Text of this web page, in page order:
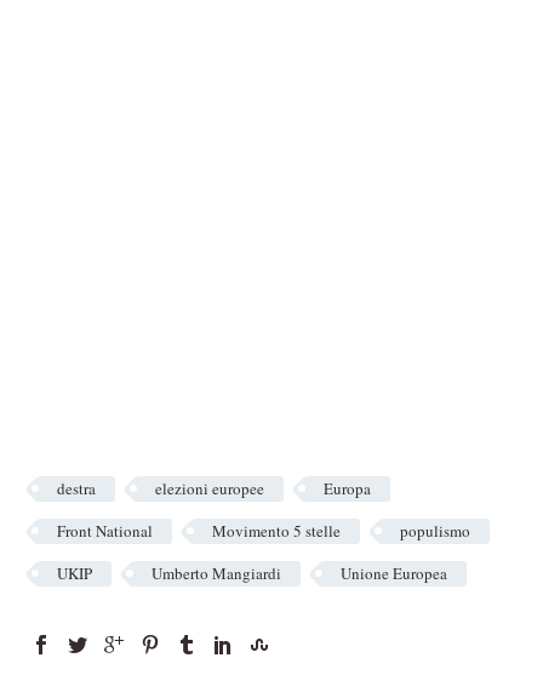
destra elezioni europee
Europa
Front National
Movimento 5 stelle
populismo
UKIP
Umberto Mangiardi Unione Europea